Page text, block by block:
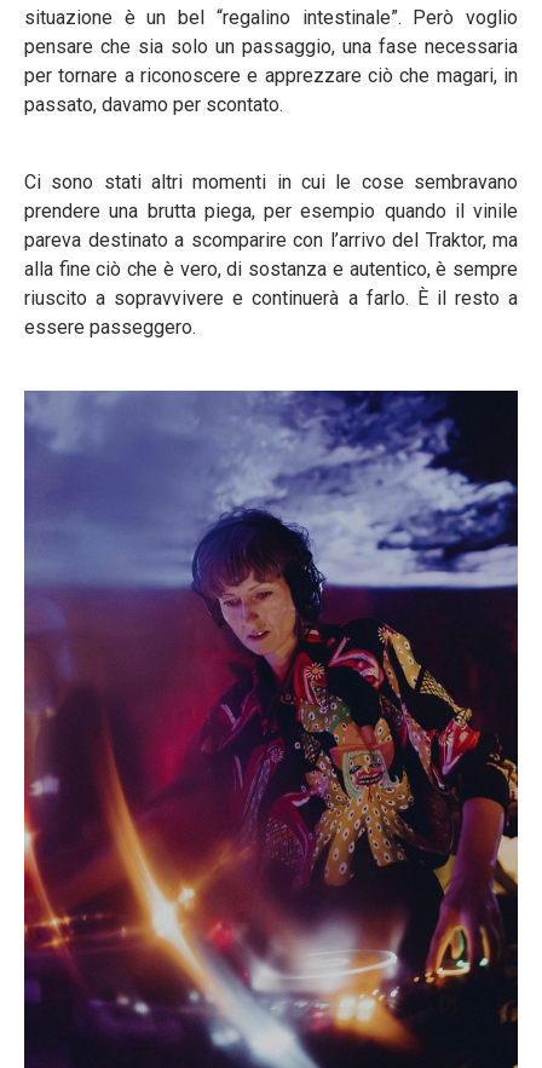
situazione è un bel “regalino intestinale”. Però voglio
pensare che sia solo un passaggio, una fase necessaria
per tornare a riconoscere e apprezzare ciò che magari, in
passato, davamo per scontato.
Ci sono stati altri momenti in cui le cose sembravano
prendere una brutta piega, per esempio quando il vinile
pareva destinato a scomparire con l’arrivo del Traktor, ma
alla fine ciò che è vero, di sostanza e autentico, è sempre
riuscito a sopravvivere e continuerà a farlo. È il resto a
essere passeggero.